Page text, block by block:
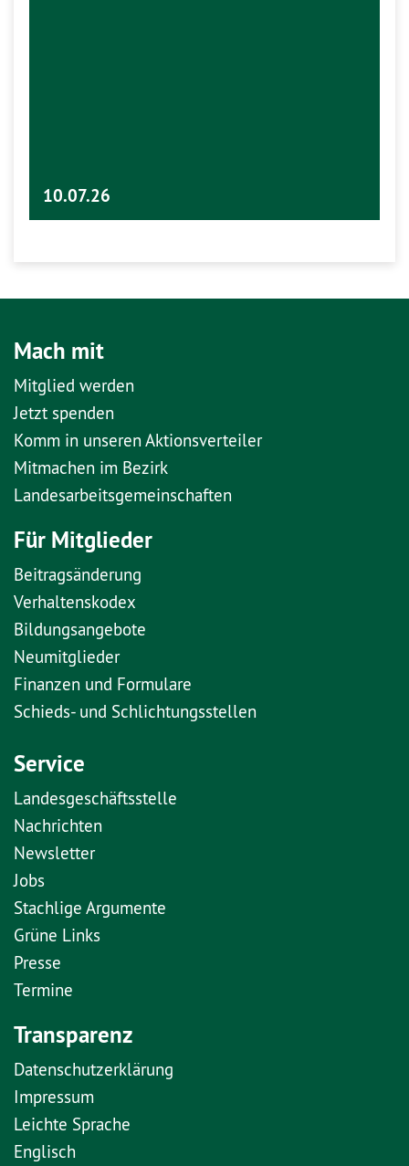
10.07.26
Mach mit
Mitglied werden
Jetzt spenden
Komm in unseren Aktionsverteiler
Mitmachen im Bezirk
Landesarbeitsgemeinschaften
Für Mitglieder
Beitragsänderung
Verhaltenskodex
Bildungsangebote
Neumitglieder
Finanzen und Formulare
Schieds- und Schlichtungsstellen
Service
Landesgeschäftsstelle
Nachrichten
Newsletter
Jobs
Stachlige Argumente
Grüne Links
Presse
Termine
Transparenz
Datenschutzerklärung
Impressum
Leichte Sprache
Englisch